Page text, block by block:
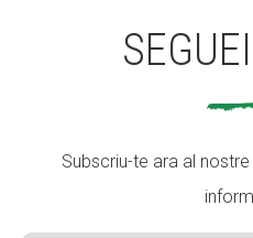
Subscriu-te ara al